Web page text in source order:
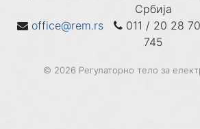
Србија
office@rem.rs
011 / 20 28
745
© 2026 Регулаторно тело за